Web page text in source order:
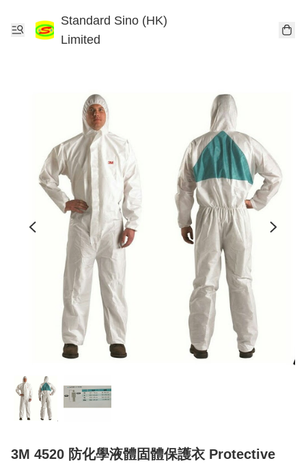
Standard Sino (HK)
Limited
3M 4520 防化學液體固體保護衣 Protective